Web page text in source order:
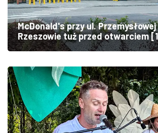
McDonald's przy ul.
Rzeszowie tuż przed otwarciem